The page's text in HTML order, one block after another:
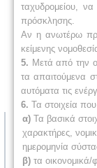
ταχυδρομείου,
πρόσκλησης.
Αν η ανωτέρω
κείμενης
5. Μετά από την
τα απαιτούμενα
αυτόματα τις
6. Τα στοιχεία
α) Τα βασικά
χαρακτήρες,
ημερομηνία
β) τα οικονομικά/